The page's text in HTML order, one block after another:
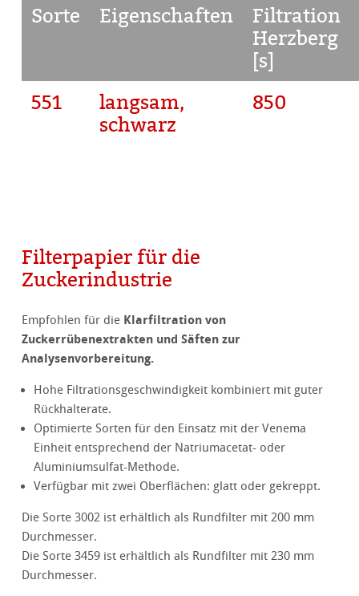
Sorte Eigenschaften
Filtration
Herzberg
[s]
551
langsam,
schwarz
850
Filterpapier für die
Zuckerindustrie
Empfohlen für die Klarfiltration von
Zuckerrübenextrakten und Säften zur
Analysenvorbereitung.
Hohe Filtrationsgeschwindigkeit kombiniert mit guter
Rückhalterate.
Optimierte Sorten für den Einsatz mit der Venema
Einheit entsprechend der Natriumacetat- oder
Aluminiumsulfat-Methode.
Verfügbar mit zwei Oberflächen: glatt oder gekreppt.
Die Sorte 3002 ist erhältlich als Rundfilter mit 200 mm
Durchmesser.
Die Sorte 3459 ist erhältlich als Rundfilter mit 230 mm
Durchmesser.